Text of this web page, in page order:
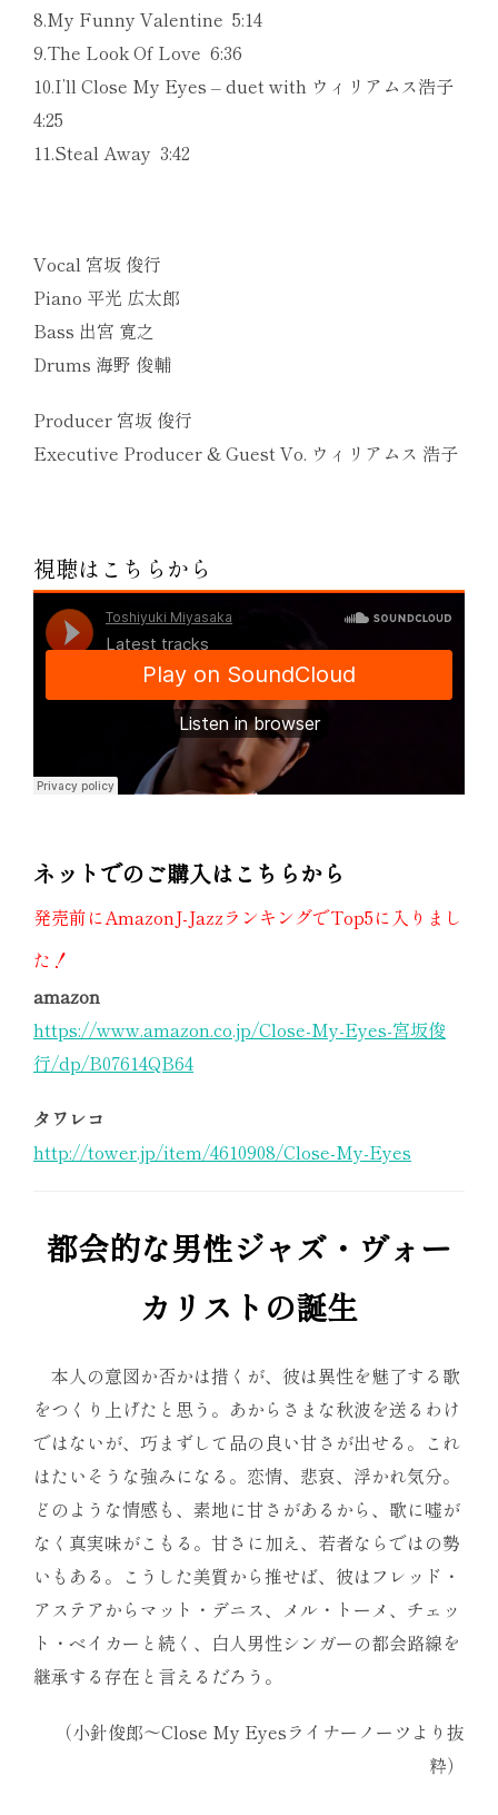
8.My Funny Valentine 5:14
9.The Look Of Love 6:36
10.I’ll Close My Eyes – duet with ウィリアムス浩子
4:25
11.Steal Away 3:42
Vocal 宮坂 俊行
Piano 平光 広太郎
Bass 出宮 寛之
Drums 海野 俊輔
Producer 宮坂 俊行
Executive Producer & Guest Vo. ウィリアムス 浩子
視聴はこちらから
ネットでのご購入はこちらから
発売前にAmazonJ-JazzランキングでTop5に入りまし
た！
amazon
https://www.amazon.co.jp/Close-My-Eyes-宮坂俊
行/dp/B07614QB64
タワレコ
http://tower.jp/item/4610908/Close-My-Eyes
都会的な男性ジャズ・ヴォー
カリストの誕生
本人の意図か否かは措くが、彼は異性を魅了する歌
をつくり上げたと思う。あからさまな秋波を送るわけ
ではないが、巧まずして品の良い甘さが出せる。これ
はたいそうな強みになる。恋情、悲哀、浮かれ気分。
どのような情感も、素地に甘さがあるから、歌に嘘が
なく真実味がこもる。甘さに加え、若者ならではの勢
いもある。こうした美質から推せば、彼はフレッド・
アステアからマット・デニス、メル・トーメ、チェッ
ト・ベイカーと続く、白人男性シンガーの都会路線を
継承する存在と言えるだろう。
（小針俊郎～Close My Eyesライナーノーツより抜
粋）